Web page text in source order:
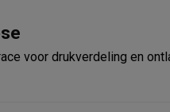
voor drukverdeling en